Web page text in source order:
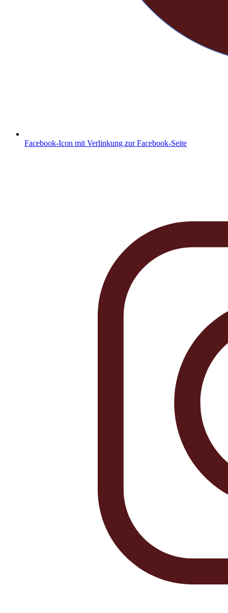
Facebook-Icon mit Verlinkung zur Facebook-Seite